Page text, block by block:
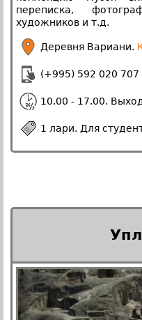
переписка,
художников и т.д.
Деревня Вариани.
(+995) 592 020 707
10.00 - 17.00.
1 лари. Для